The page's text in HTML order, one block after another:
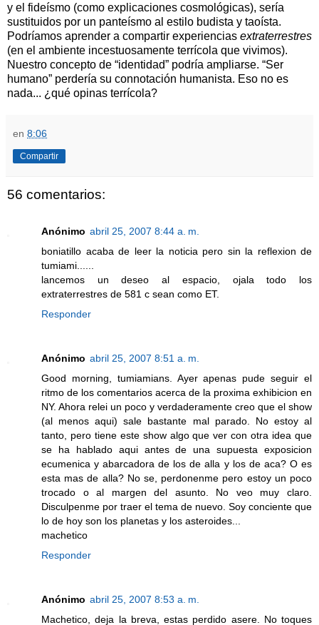
y el fideísmo (como explicaciones cosmológicas), sería
sustituidos por un panteísmo al estilo budista y taoísta.
Podríamos aprender a compartir experiencias extraterrestres
(en el ambiente incestuosamente terrícola que vivimos).
Nuestro concepto de “identidad” podría ampliarse. “Ser
humano” perdería su connotación humanista. Eso no es
nada... ¿qué opinas terrícola?
en 8:06
Compartir
56 comentarios:
Anónimo abril 25, 2007 8:44 a. m.
boniatillo acaba de leer la noticia pero sin la reflexion de
tumiami......
lancemos un deseo al espacio, ojala todo los
extraterrestres de 581 c sean como ET.
Responder
Anónimo abril 25, 2007 8:51 a. m.
Good morning, tumiamians. Ayer apenas pude seguir el
ritmo de los comentarios acerca de la proxima exhibicion en
NY. Ahora relei un poco y verdaderamente creo que el show
(al menos aqui) sale bastante mal parado. No estoy al
tanto, pero tiene este show algo que ver con otra idea que
se ha hablado aqui antes de una supuesta exposicion
ecumenica y abarcadora de los de alla y los de aca? O es
esta mas de alla? No se, perdonenme pero estoy un poco
trocado o al margen del asunto. No veo muy claro.
Disculpenme por traer el tema de nuevo. Soy conciente que
lo de hoy son los planetas y los asteroides...
machetico
Responder
Anónimo abril 25, 2007 8:53 a. m.
Machetico, deja la breva, estas perdido asere. No toques